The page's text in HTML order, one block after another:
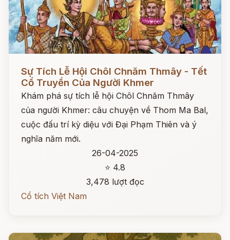
Sự Tích Lễ Hội Chôl Chnăm Thmây - Tết
Cổ Truyền Của Người Khmer
Khám phá sự tích lễ hội Chôl Chnăm Thmây
của người Khmer: câu chuyện về Thom Ma Bal,
cuộc đấu trí kỳ diệu với Đại Phạm Thiên và ý
nghĩa năm mới.
26-04-2025
⭐ 4.8
3,478 lượt đọc
Cổ tích Việt Nam